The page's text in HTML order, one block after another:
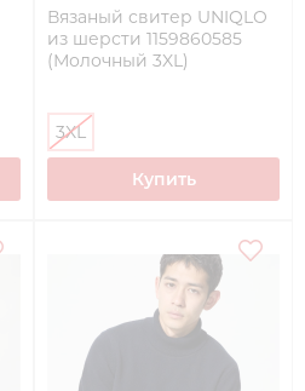
Вязаный свитер UNIQLO
из шерсти 1159860585
(Молочный 3XL)
3XL
Купить